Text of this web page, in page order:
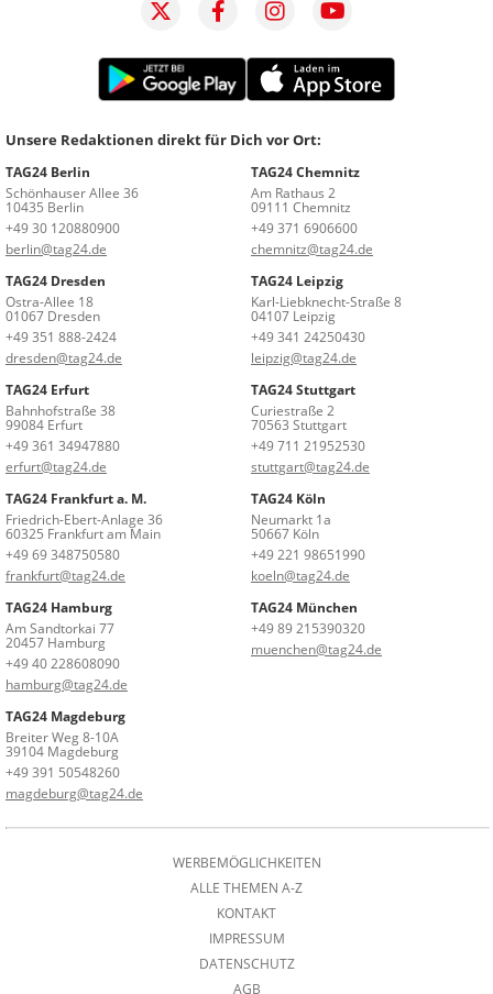
Unsere Redaktionen direkt für Dich vor Ort:
TAG24 Berlin
Schönhauser Allee 36
10435 Berlin
+49 30 120880900
berlin@tag24.de
TAG24 Chemnitz
Am Rathaus 2
09111 Chemnitz
+49 371 6906600
chemnitz@tag24.de
TAG24 Dresden
Ostra-Allee 18
01067 Dresden
+49 351 888-2424
dresden@tag24.de
TAG24 Leipzig
Karl-Liebknecht-Straße 8
04107 Leipzig
+49 341 24250430
leipzig@tag24.de
TAG24 Erfurt
Bahnhofstraße 38
99084 Erfurt
+49 361 34947880
erfurt@tag24.de
TAG24 Stuttgart
Curiestraße 2
70563 Stuttgart
+49 711 21952530
stuttgart@tag24.de
TAG24 Frankfurt a. M.
Friedrich-Ebert-Anlage 36
60325 Frankfurt am Main
+49 69 348750580
frankfurt@tag24.de
TAG24 Köln
Neumarkt 1a
50667 Köln
+49 221 98651990
koeln@tag24.de
TAG24 Hamburg
Am Sandtorkai 77
20457 Hamburg
+49 40 228608090
hamburg@tag24.de
TAG24 München
+49 89 215390320
muenchen@tag24.de
TAG24 Magdeburg
Breiter Weg 8-10A
39104 Magdeburg
+49 391 50548260
magdeburg@tag24.de
WERBEMÖGLICHKEITEN
ALLE THEMEN A-Z
KONTAKT
IMPRESSUM
DATENSCHUTZ
AGB